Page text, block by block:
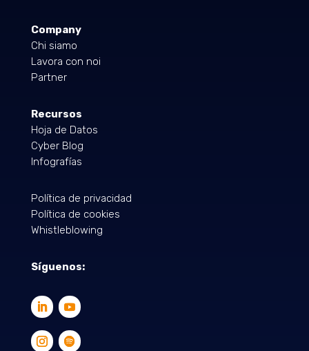
Company
Chi siamo
Lavora con noi
Partner
Recursos
Hoja de Datos
Cyber Blog
Infografías
Política de privacidad
Política de cookies
Whistleblowing
Síguenos: